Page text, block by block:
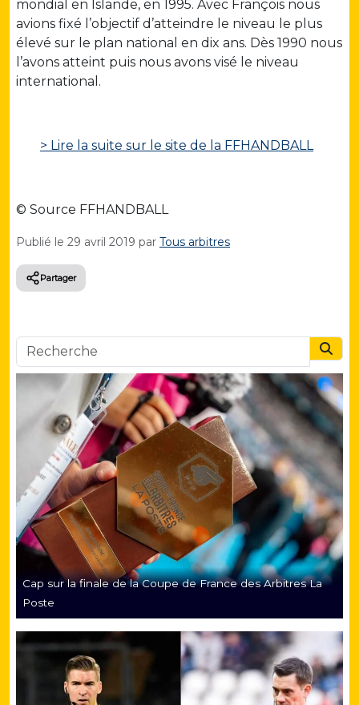
mondial en Islande, en 1995. Avec François nous
avions fixé l’objectif d’atteindre le niveau le plus
élevé sur le plan national en dix ans. Dès 1990 nous
l’avons atteint puis nous avons visé le niveau
international.
> Lire la suite sur le site de la FFHANDBALL
© Source FFHANDBALL
Publié le 29 avril 2019 par Tous arbitres
Partager
Cap sur la finale de la Coupe de France des Arbitres La
Poste